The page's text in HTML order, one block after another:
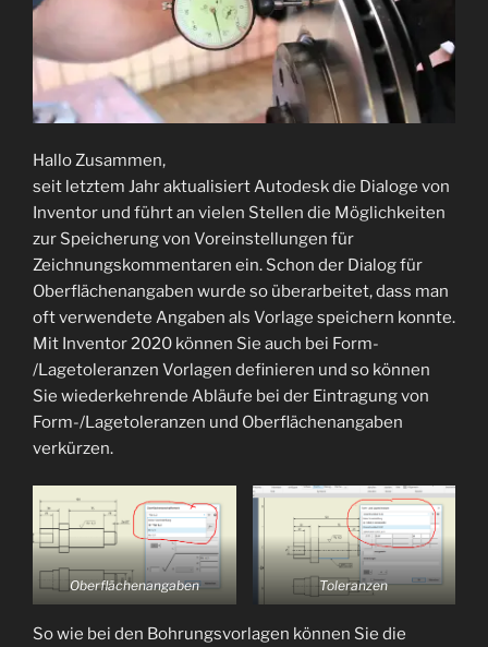
Hallo Zusammen,
seit letztem Jahr aktualisiert Autodesk die Dialoge von
Inventor und führt an vielen Stellen die Möglichkeiten
zur Speicherung von Voreinstellungen für
Zeichnungskommentaren ein. Schon der Dialog für
Oberflächenangaben wurde so überarbeitet, dass man
oft verwendete Angaben als Vorlage speichern konnte.
Mit Inventor 2020 können Sie auch bei Form-
/Lagetoleranzen Vorlagen definieren und so können
Sie wiederkehrende Abläufe bei der Eintragung von
Form-/Lagetoleranzen und Oberflächenangaben
verkürzen.
Oberflächenangaben Toleranzen
So wie bei den Bohrungsvorlagen können Sie die